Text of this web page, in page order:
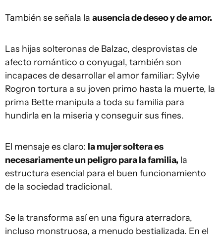
También se señala la ausencia de deseo y de amor.
Las hijas solteronas de Balzac, desprovistas de
afecto romántico o conyugal, también son
incapaces de desarrollar el amor familiar: Sylvie
Rogron tortura a su joven primo hasta la muerte, la
prima Bette manipula a toda su familia para
hundirla en la miseria y conseguir sus fines.
El mensaje es claro: la mujer soltera es
necesariamente un peligro para la familia, la
estructura esencial para el buen funcionamiento
de la sociedad tradicional.
Se la transforma así en una figura aterradora,
incluso monstruosa, a menudo bestializada. En el